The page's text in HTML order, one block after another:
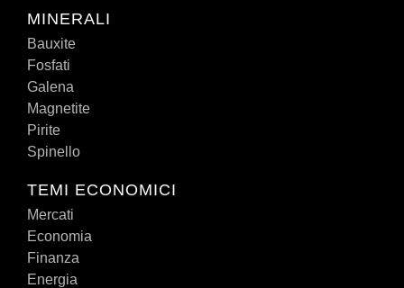
MINERALI
Bauxite
Fosfati
Galena
Magnetite
Pirite
Spinello
TEMI ECONOMICI
Mercati
Economia
Finanza
Energia